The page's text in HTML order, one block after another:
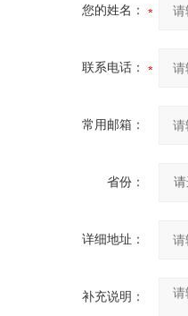
您的姓名：
联系电话：
常用邮箱：
省份：
详细地址：
补充说明：